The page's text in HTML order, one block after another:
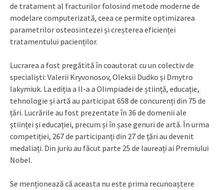
de tratament al fracturilor folosind metode moderne de
modelare computerizată, ceea ce permite optimizarea
parametrilor osteosintezei și creșterea eficienței
tratamentului pacienților.
Lucrarea a fost pregătită în coautorat cu un colectiv de
specialiști: Valerii Kryvonosov, Oleksii Dudko și Dmytro
Iakymiuk. La ediția a II-a a Olimpiadei de știință, educație,
tehnologie și artă au participat 658 de concurenți din 75 de
țări. Lucrările au fost prezentate în 36 de domenii ale
științei și educației, precum și în șase genuri de artă. În urma
competiției, 267 de participanți din 27 de țări au devenit
medaliați. Din juriu au făcut parte 25 de laureați ai Premiului
Nobel.
Se menționează că aceasta nu este prima recunoaștere